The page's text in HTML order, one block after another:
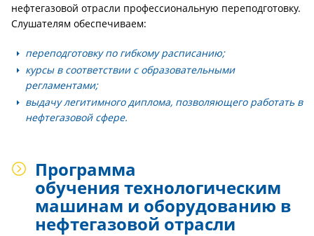
нефтегазовой отрасли профессиональную переподготовку.
Слушателям обеспечиваем:
переподготовку по гибкому расписанию;
курсы в соответствии с образовательными
регламентами;
выдачу легитимного диплома, позволяющего работать в
нефтегазовой сфере.
Программа
обучения технологическим
машинам и оборудованию в
нефтегазовой отрасли